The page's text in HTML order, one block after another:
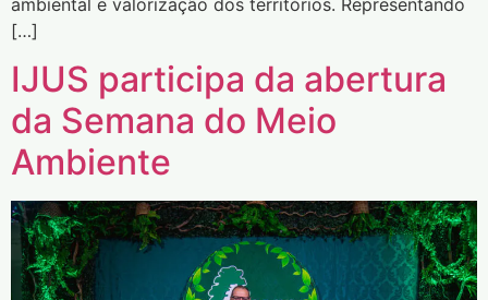
[…]
IJUS participa da abertura
da Semana do Meio
Ambiente